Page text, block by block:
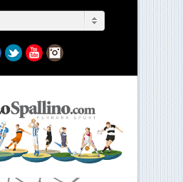
Facebook
TwitterYouTubeInstagram